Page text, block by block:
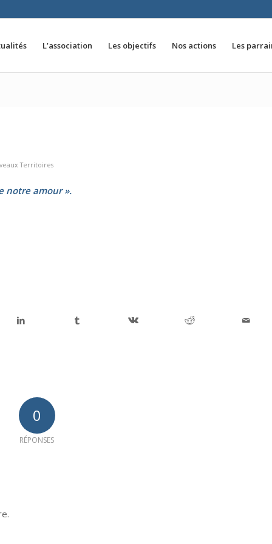
L’association Les objectifs Nos actions Les
Territoires
notre amour ».
0
RÉPONSES